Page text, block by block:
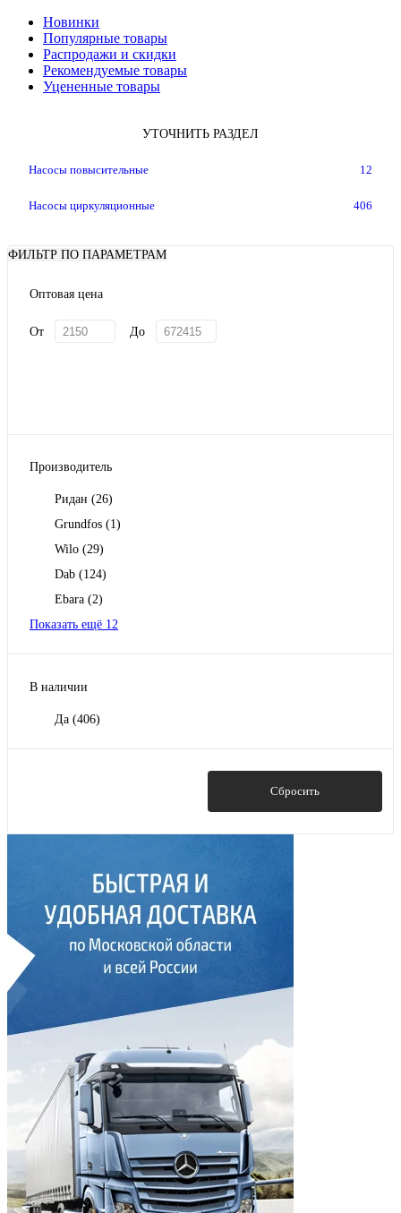
Новинки
Популярные товары
Распродажи и скидки
Рекомендуемые товары
Уцененные товары
УТОЧНИТЬ РАЗДЕЛ
Насосы повысительные 12
Насосы циркуляционные 406
ФИЛЬТР ПО ПАРАМЕТРАМ
Оптовая цена
От До
Производитель
Ридан (26)
Grundfos (1)
Wilo (29)
Dab (124)
Ebara (2)
Показать ещё 12
В наличии
Да (406)
Сбросить